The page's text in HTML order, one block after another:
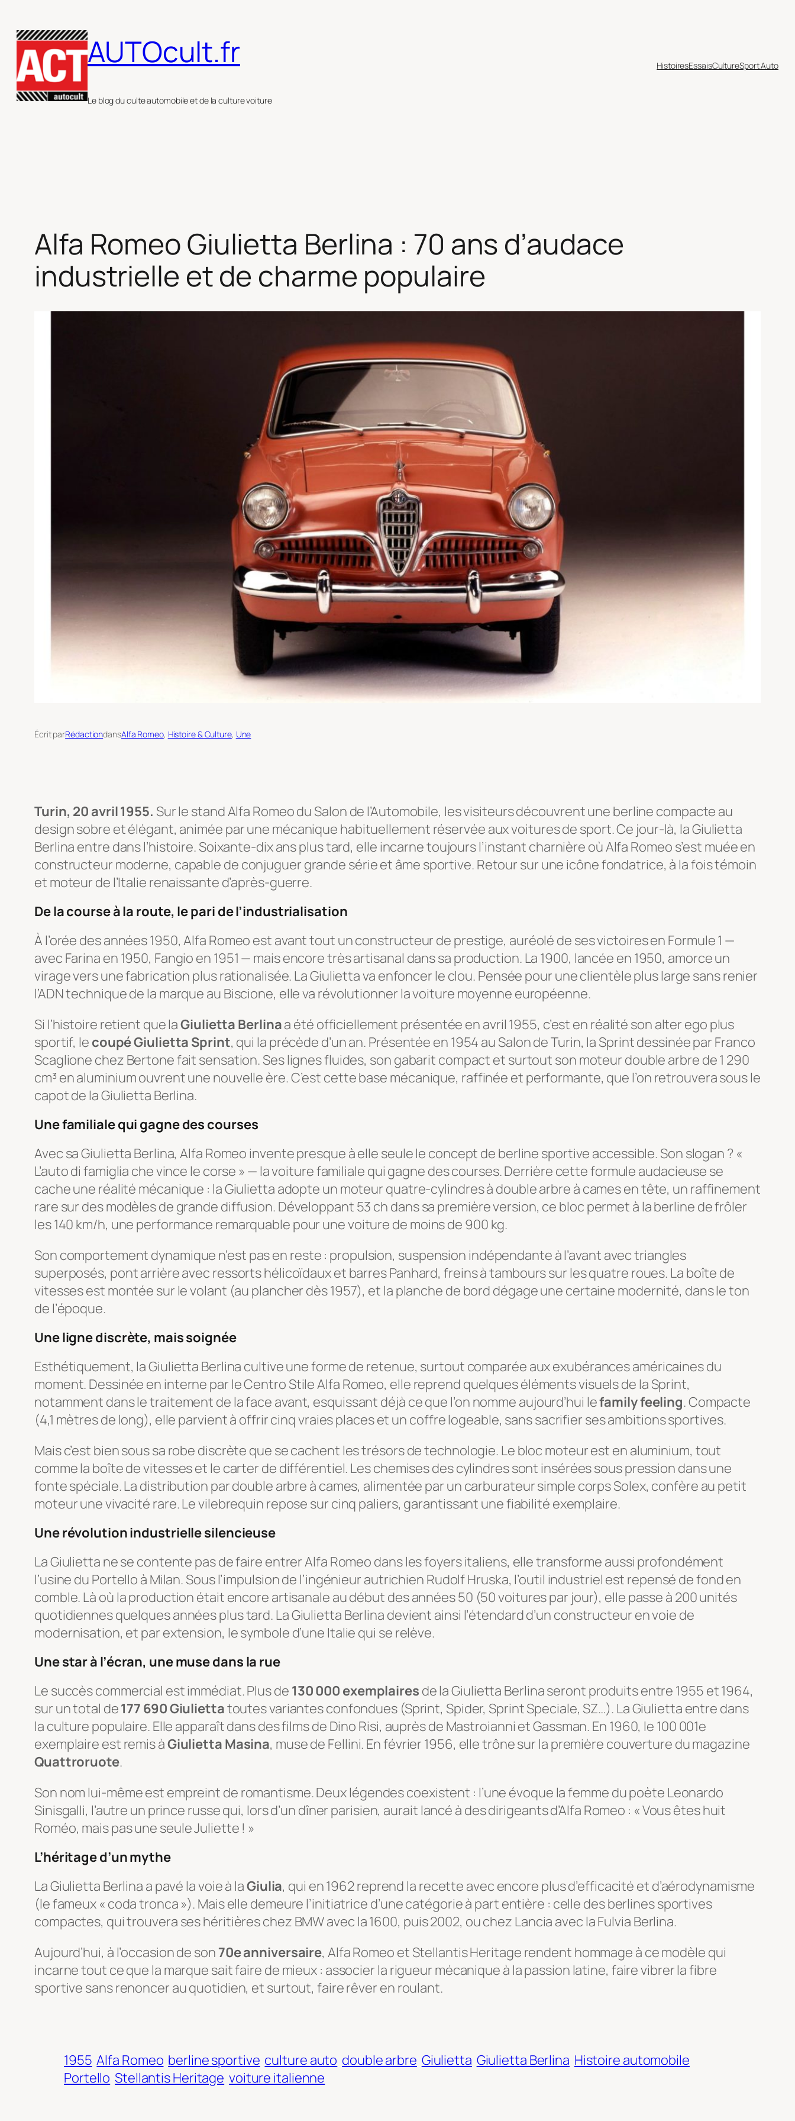
au
contenu
AUTOcult.fr
Le blog du culte automobile et de la culture voiture
HistoiresEssaisCultureSport Auto
Alfa Romeo Giulietta Berlina : 70 ans d’audace
industrielle et de charme populaire
Écrit parRédactiondansAlfa Romeo, Histoire & Culture, Une
Turin, 20 avril 1955. Sur le stand Alfa Romeo du Salon de l’Automobile, les visiteurs découvrent une berline compacte au
design sobre et élégant, animée par une mécanique habituellement réservée aux voitures de sport. Ce jour-là, la Giulietta
Berlina entre dans l’histoire. Soixante-dix ans plus tard, elle incarne toujours l’instant charnière où Alfa Romeo s’est muée en
constructeur moderne, capable de conjuguer grande série et âme sportive. Retour sur une icône fondatrice, à la fois témoin
et moteur de l’Italie renaissante d’après-guerre.
De la course à la route, le pari de l’industrialisation
À l’orée des années 1950, Alfa Romeo est avant tout un constructeur de prestige, auréolé de ses victoires en Formule 1 —
avec Farina en 1950, Fangio en 1951 — mais encore très artisanal dans sa production. La 1900, lancée en 1950, amorce un
virage vers une fabrication plus rationalisée. La Giulietta va enfoncer le clou. Pensée pour une clientèle plus large sans renier
l’ADN technique de la marque au Biscione, elle va révolutionner la voiture moyenne européenne.
Si l’histoire retient que laGiulietta Berlinaa été officiellement présentée en avril 1955, c’est en réalité son alter ego plus
sportif, le coupé Giulietta Sprint, qui la précède d’un an. Présentée en 1954 au Salon de Turin, la Sprint dessinée par Franco
Scaglione chez Bertone fait sensation. Ses lignes fluides, son gabarit compact et surtout son moteur double arbre de 1 290
cm³ en aluminium ouvrent une nouvelle ère. C’est cette base mécanique, raffinée et performante, que l’on retrouvera sous le
capot de la Giulietta Berlina.
Une familiale qui gagne des courses
Avec sa Giulietta Berlina, Alfa Romeo invente presque à elle seule le concept de berline sportive accessible. Son slogan ? «
L’auto di famiglia che vince le corse » — la voiture familiale qui gagne des courses. Derrière cette formule audacieuse se
cache une réalité mécanique : la Giulietta adopte un moteur quatre-cylindres à double arbre à cames en tête, un raffinement
rare sur des modèles de grande diffusion. Développant 53 ch dans sa première version, ce bloc permet à la berline de frôler
les 140 km/h, une performance remarquable pour une voiture de moins de 900 kg.
Son comportement dynamique n’est pas en reste : propulsion, suspension indépendante à l’avant avec triangles
superposés, pont arrière avec ressorts hélicoïdaux et barres Panhard, freins à tambours sur les quatre roues. La boîte de
vitesses est montée sur le volant (au plancher dès 1957), et la planche de bord dégage une certaine modernité, dans le ton
de l’époque.
Une ligne discrète, mais soignée
Esthétiquement, la Giulietta Berlina cultive une forme de retenue, surtout comparée aux exubérances américaines du
moment. Dessinée en interne par le Centro Stile Alfa Romeo, elle reprend quelques éléments visuels de la Sprint,
notamment dans le traitement de la face avant, esquissant déjà ce que l’on nomme aujourd’hui lefamily feeling. Compacte
(4,1 mètres de long), elle parvient à offrir cinq vraies places et un coffre logeable, sans sacrifier ses ambitions sportives.
Mais c’est bien sous sa robe discrète que se cachent les trésors de technologie. Le bloc moteur est en aluminium, tout
comme la boîte de vitesses et le carter de différentiel. Les chemises des cylindres sont insérées sous pression dans une
fonte spéciale. La distribution par double arbre à cames, alimentée par un carburateur simple corps Solex, confère au petit
moteur une vivacité rare. Le vilebrequin repose sur cinq paliers, garantissant une fiabilité exemplaire.
Une révolution industrielle silencieuse
La Giulietta ne se contente pas de faire entrer Alfa Romeo dans les foyers italiens, elle transforme aussi profondément
l’usine du Portello à Milan. Sous l’impulsion de l’ingénieur autrichien Rudolf Hruska, l’outil industriel est repensé de fond en
comble. Là où la production était encore artisanale au début des années 50 (50 voitures par jour), elle passe à 200 unités
quotidiennes quelques années plus tard. La Giulietta Berlina devient ainsi l’étendard d’un constructeur en voie de
modernisation, et par extension, le symbole d’une Italie qui se relève.
Une star à l’écran, une muse dans la rue
Le succès commercial est immédiat. Plus de 130 000 exemplaires de la Giulietta Berlina seront produits entre 1955 et 1964,
sur un total de177 690 Giuliettatoutes variantes confondues (Sprint, Spider, Sprint Speciale, SZ…). La Giulietta entre dans
la culture populaire. Elle apparaît dans des films de Dino Risi, auprès de Mastroianni et Gassman. En 1960, le 100 001e
exemplaire est remis àGiulietta Masina, muse de Fellini. En février 1956, elle trône sur la première couverture du magazine
Quattroruote.
Son nom lui-même est empreint de romantisme. Deux légendes coexistent : l’une évoque la femme du poète Leonardo
Sinisgalli, l’autre un prince russe qui, lors d’un dîner parisien, aurait lancé à des dirigeants d’Alfa Romeo : « Vous êtes huit
Roméo, mais pas une seule Juliette ! »
L’héritage d’un mythe
La Giulietta Berlina a pavé la voie à laGiulia, qui en 1962 reprend la recette avec encore plus d’efficacité et d’aérodynamisme
(le fameux « coda tronca »). Mais elle demeure l’initiatrice d’une catégorie à part entière : celle des berlines sportives
compactes, qui trouvera ses héritières chez BMW avec la 1600, puis 2002, ou chez Lancia avec la Fulvia Berlina.
Aujourd’hui, à l’occasion de son 70e anniversaire, Alfa Romeo et Stellantis Heritage rendent hommage à ce modèle qui
incarne tout ce que la marque sait faire de mieux : associer la rigueur mécanique à la passion latine, faire vibrer la fibre
sportive sans renoncer au quotidien, et surtout, faire rêver en roulant.
1955 Alfa Romeo berline sportive culture auto double arbre Giulietta Giulietta Berlina Histoire automobile
Portello Stellantis Heritage voiture italienne